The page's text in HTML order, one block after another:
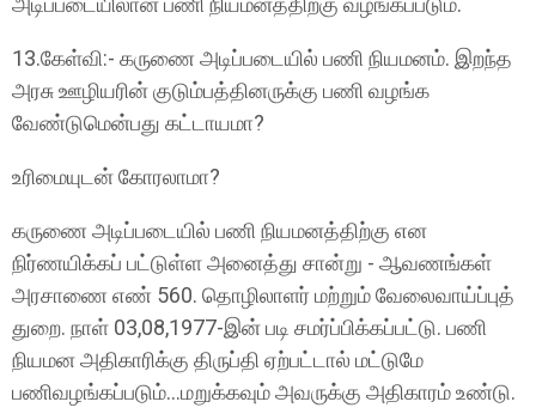
13.கேள்வி:- கருணை அடிப்படையில் பணி நியமனம். இறந்த
அரசு ஊழியரின் குடும்பத்தினருக்கு பணி வழங்க
வேண்டுமென்பது கட்டாயமா?
உரிமையுடன் கோரலாமா?
கருணை அடிப்படையில் பணி நியமனத்திற்கு என
நிர்ணயிக்கப் பட்டுள்ள அனைத்து சான்று - ஆவணங்கள்
அரசாணை எண் 560. தொழிலாளர் மற்றும் வேலைவாய்ப்புத்
துறை. நாள் 03,08,1977-இன் படி சமர்ப்பிக்கப்பட்டு. பணி
நியமன அதிகாரிக்கு திருப்தி ஏற்பட்டால் மட்டுமே
பணிவழங்கப்படும்...மறுக்கவும் அவருக்கு அதிகாரம் உண்டு.